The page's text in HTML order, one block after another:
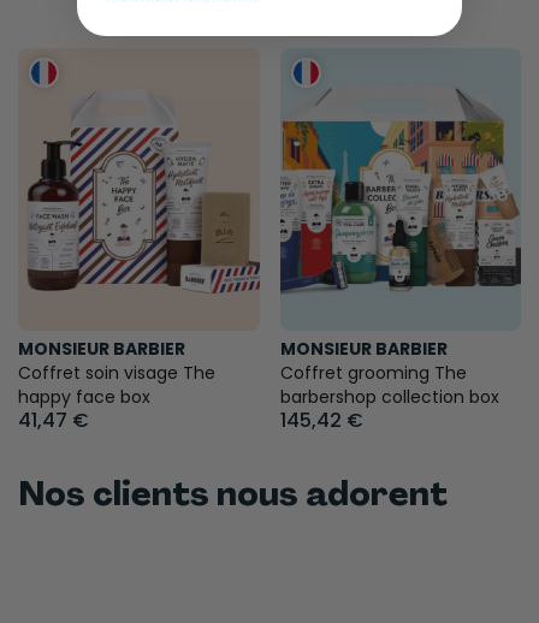
MONSIEUR BARBIER
Coffret soin visage The
happy face box
41,47 €
MONSIEUR BARBIER
Coffret grooming The
barbershop collection box
145,42 €
Nos clients nous adorent